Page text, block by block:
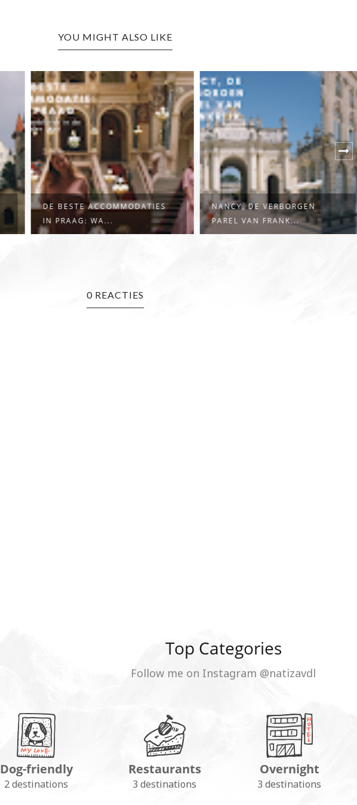
YOU MIGHT ALSO LIKE
NANCY, DE VERBORGEN
PAREL VAN FRANK...
DE BESTE TIJD OM PRAAG TE
BEZOEKEN:...
0 REACTIES
Top Categories
Follow me on Instagram @natizavdl
Dog-friendly
2 destinations
Restaurants
3 destinations
Overnight
3 destinations